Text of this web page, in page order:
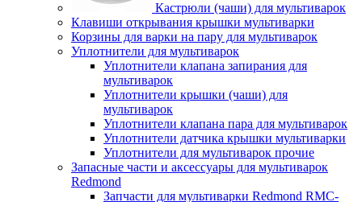
Кастрюли (чаши) для мультиварок
Клавиши открывания крышки мультиварки
Корзины для варки на пару для мультиварок
Уплотнители для мультиварок
Уплотнители клапана запирания для
мультиварок
Уплотнители крышки (чаши) для
мультиварок
Уплотнители клапана пара для мультиварок
Уплотнители датчика крышки мультиварки
Уплотнители для мультиварок прочие
Запасные части и аксессуары для мультиварок
Redmond
Запчасти для мультиварки Redmond RMC-